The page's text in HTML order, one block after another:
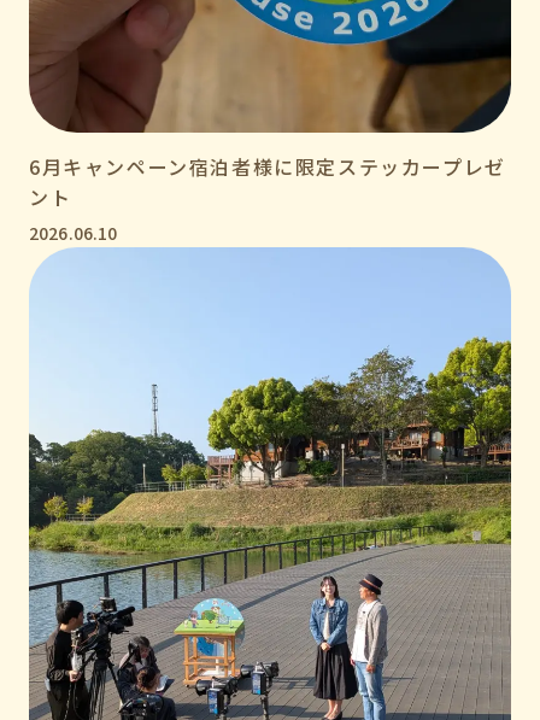
6月キャンペーン宿泊者様に限定ステッカープレゼ
ント
2026.06.10